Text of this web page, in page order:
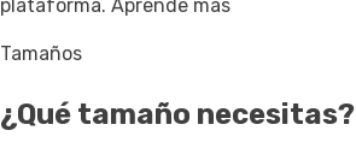
plataforma. Aprende más
Tamaños
¿Qué tamaño necesitas?